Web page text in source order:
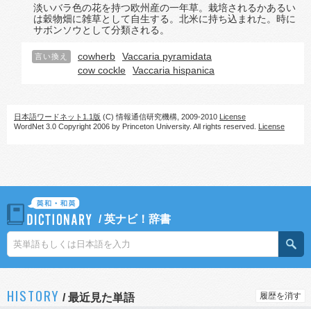
淡いバラ色の花を持つ欧州産の一年草。栽培されるかあるい
は穀物畑に雑草として自生する。北米に持ち込まれた。時に
サボンソウとして分類される。
言い換え cowherb
Vaccaria pyramidata
cow cockle
Vaccaria hispanica
日本語ワードネット1.1版 (C) 情報通信研究機構, 2009-2010 License
WordNet 3.0 Copyright 2006 by Princeton University. All rights reserved. License
/英ナビ！辞書
HISTORY /最近見た単語 履歴を消す